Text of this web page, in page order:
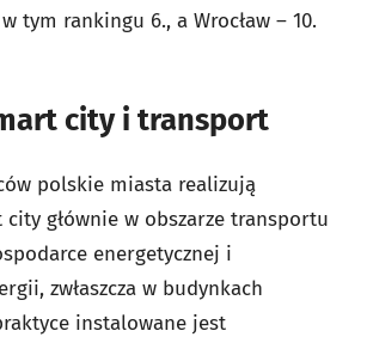
tym rankingu 6., a Wrocław – 10.
city i transport
polskie miasta realizują
głównie w obszarze transportu
energetycznej i
zwłaszcza w budynkach
instalowane jest